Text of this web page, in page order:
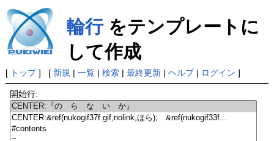
輪行をテンプレートに
して作成
[ トップ] [ 新規 | 一覧| 検索| 最終更新| ヘルプ| ログイン ]
開始行: